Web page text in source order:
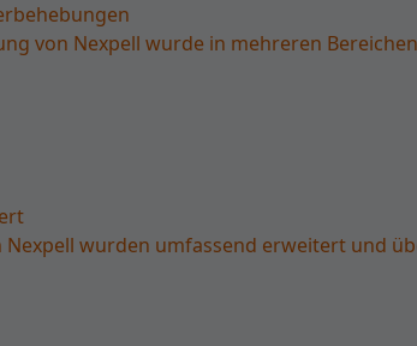
von Nexpell wurde in mehreren
Nexpell wurden umfassend erweitert und